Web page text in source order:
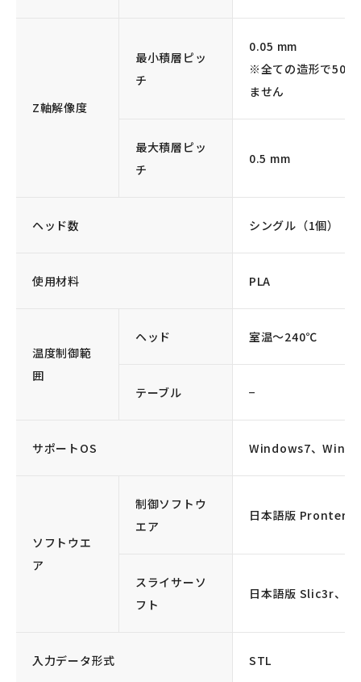
Z軸解像度
最小積層ピッ
チ
0.05 mm
※全ての造形で50ミ
ません
最大積層ピッ
チ
0.5 mm
ヘッド数 シングル（1個）
使用材料 PLA
温度制御範
囲
ヘッド 室温〜240℃
テーブル −
サポートOS Windows7、
ソフトウエ
ア
制御ソフトウ
エア
日本語版
スライサーソ
フト
日本語版 Slic3r、
入力データ形式 STL